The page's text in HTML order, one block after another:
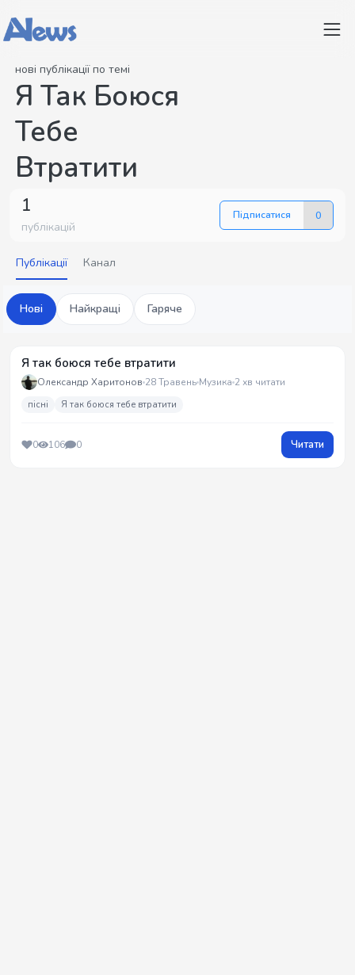
нові публікації по темі
Я Так Боюся
Тебе
Втратити
1
публікацій
Підписатися 0
Публікації Канал
Нові Найкращі Гаряче
Я так боюся тебе втратити
Олександр Харитонов 28 Травень Музика 2 хв читати
пісні Я так боюся тебе втратити
0 106 0 Читати